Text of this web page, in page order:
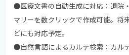
●医療文書の自動生成に対応：退院
マリーを数クリックで作成可能。将
どにも対応予定。
●自然言語によるカルテ検索：カル